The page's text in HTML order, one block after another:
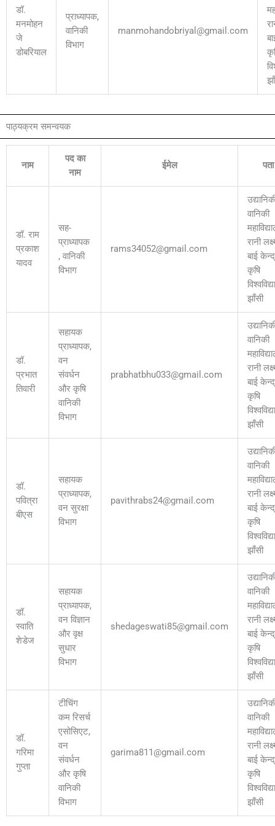
डॉ.
मनमोहन
जे
डोबरियाल
प्राध्यापक,
वानिकी
विभाग
manmohandobriyal@gmail.com
पाठ्यक्रम समन्वयक
नाम
पद का
नाम
ईमेल पता
डॉ. राम
प्रकाश
यादव
सह-
प्राध्यापक
, वानिकी
विभाग
rams34052@gmail.com
वानिकी
रानी
बाई
कृषि
झाँसी
डॉ.
प्रभात
तिवारी
सहायक
प्राध्यापक,
वन
संवर्धन
और कृषि
वानिकी
विभाग
prabhatbhu033@gmail.com
वानिकी
रानी
बाई
कृषि
झाँसी
डॉ.
पवित्रा
बीएस
सहायक
प्राध्यापक,
वन सुरक्षा
विभाग
pavithrabs24@gmail.com
वानिकी
रानी
बाई
कृषि
झाँसी
डॉ.
स्वाति
शेडेज
सहायक
प्राध्यापक,
वन विज्ञान
और वृक्ष
सुधार
विभाग
shedageswati85@gmail.com
वानिकी
रानी
बाई
कृषि
झाँसी
डॉ.
गरिमा
गुप्ता
टीचिंग
कम रिसर्च
एसोसिएट,
वन
संवर्धन
और कृषि
वानिकी
विभाग
garima811@gmail.com
वानिकी
रानी
बाई
कृषि
झाँसी